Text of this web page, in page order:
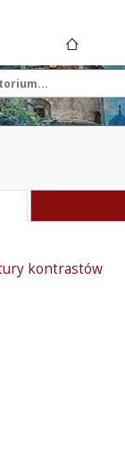
kontrastów